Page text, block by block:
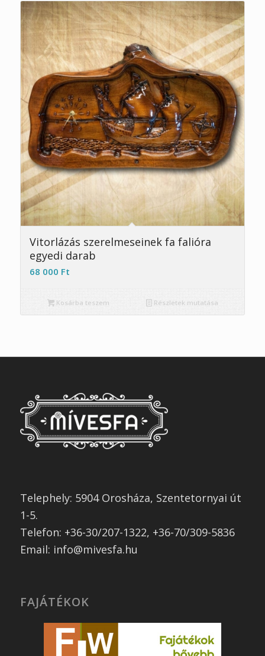
Vitorlázás szerelmeseinek fa falióra
egyedi darab
68 000 Ft
Kosárba teszem Részletek mutatása
Telephely: 5904 Orosháza, Szentetornyai út
1-5.
Telefon: +36-30/207-1322, +36-70/309-5836
Email: info@mivesfa.hu
FAJÁTÉKOK